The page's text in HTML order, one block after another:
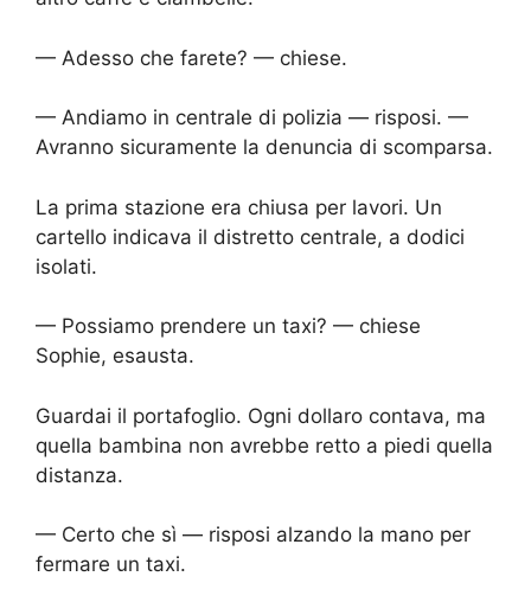
— Adesso che farete? — chiese.
— Andiamo in centrale di polizia — risposi. —
Avranno sicuramente la denuncia di scomparsa.
La prima stazione era chiusa per lavori. Un
cartello indicava il distretto centrale, a dodici
isolati.
— Possiamo prendere un taxi? — chiese
Sophie, esausta.
Guardai il portafoglio. Ogni dollaro contava, ma
quella bambina non avrebbe retto a piedi quella
distanza.
— Certo che sì — risposi alzando la mano per
fermare un taxi.